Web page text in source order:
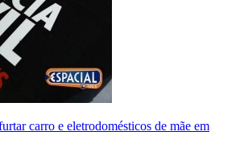
carro e eletrodomésticos de mãe em